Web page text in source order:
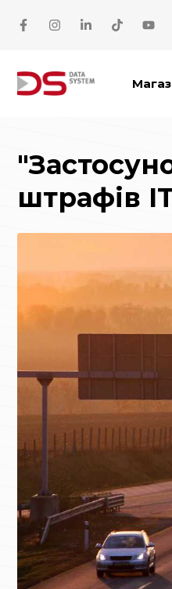
штрафів